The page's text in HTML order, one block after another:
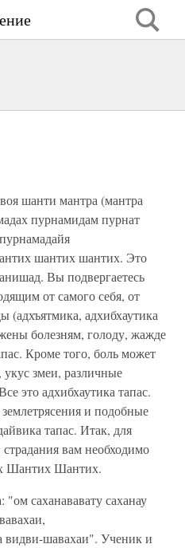
шанти мантра (мантра
пурнамидам пурнат
шантих шантих. Это
Вы подвергаетесь
от самого себя, от
(адхъятмика, адхибхаутика
болезням, голоду, жажде
Кроме того, боль может
змеи, различные
это адхибхаутика тапас.
и подобные
тапас. Итак, для
вам необходимо
Шантих Шантих.
саханававату саханау
видви-шавахаи". Ученик и